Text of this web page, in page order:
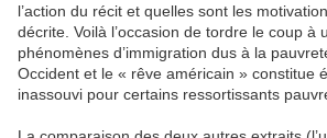
l’action du récit et quelles sont les
décrite. Voilà l’occasion de tordre le coup à
phénomènes d’immigration dus à la
Occident et le « rêve américain » constitue
inassouvi pour certains ressortissants